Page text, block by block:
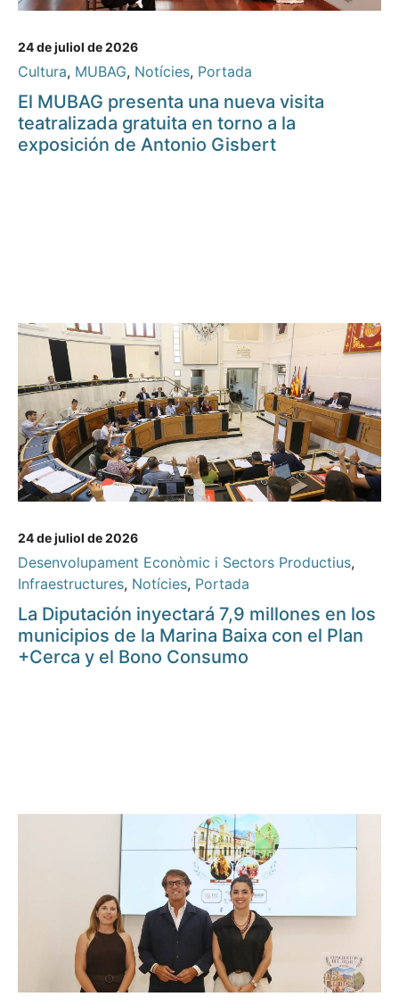
24 de juliol de 2026
Cultura, MUBAG, Notícies, Portada
El MUBAG presenta una nueva visita
teatralizada gratuita en torno a la
exposición de Antonio Gisbert
24 de juliol de 2026
Desenvolupament Econòmic i Sectors Productius,
Infraestructures, Notícies, Portada
La Diputación inyectará 7,9 millones en los
municipios de la Marina Baixa con el Plan
+Cerca y el Bono Consumo